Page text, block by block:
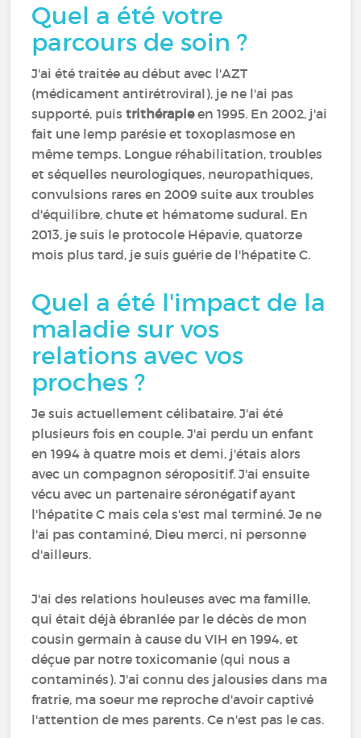
Quel a été votre
parcours de soin ?
J'ai été traitée au début avec l'AZT
(médicament antirétroviral), je ne l'ai pas
supporté, puistrithérapieen 1995. En 2002, j'ai
fait une lemp parésie et toxoplasmose en
même temps. Longue réhabilitation, troubles
et séquelles neurologiques, neuropathiques,
convulsions rares en 2009 suite aux troubles
d'équilibre, chute et hématome sudural. En
2013, je suis le protocole Hépavie, quatorze
mois plus tard, je suis guérie de l'hépatite C.
Quel a été l'impact de la
maladie sur vos
relations avec vos
proches ?
Je suis actuellement célibataire. J'ai été
plusieurs fois en couple. J'ai perdu un enfant
en 1994 à quatre mois et demi, j'étais alors
avec un compagnon séropositif. J'ai ensuite
vécu avec un partenaire séronégatif ayant
l'hépatite C mais cela s'est mal terminé. Je ne
l'ai pas contaminé, Dieu merci, ni personne
d'ailleurs.
J'ai des relations houleuses avec ma famille,
qui était déjà ébranlée par le décès de mon
cousin germain à cause du VIH en 1994, et
déçue par notre toxicomanie (qui nous a
contaminés). J'ai connu des jalousies dans ma
fratrie, ma soeur me reproche d'avoir captivé
l'attention de mes parents. Ce n'est pas le cas.